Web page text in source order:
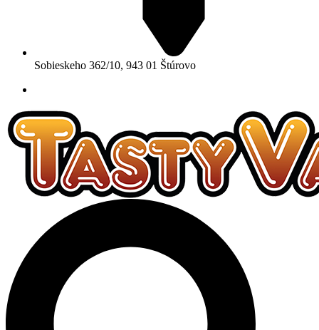
Sobieskeho 362/10, 943 01 Štúrovo